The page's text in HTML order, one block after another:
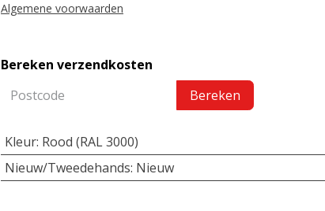
Algemene voorwaarden
Bereken verzendkosten
Bereken
Kleur: Rood (RAL 3000)
Nieuw/Tweedehands: Nieuw